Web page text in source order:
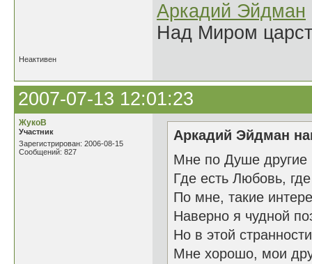
Аркадий Эйдман
Над Миром
Неактивен
2007-07-13 12:01:23
ЖукоВ
Участник
Зарегистрирован: 2006-08-15
Сообщений: 827
Аркадий Эйдман
Мне по Душе другие
Где есть Любовь,
По мне, такие
Наверно я чудной
Но в этой
Мне хорошо, мои